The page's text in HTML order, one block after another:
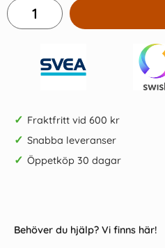
✓ Fraktfritt vid 600 kr
✓ Snabba leveranser
✓ Öppetköp 30 dagar
Behöver du hjälp? Vi finns här!